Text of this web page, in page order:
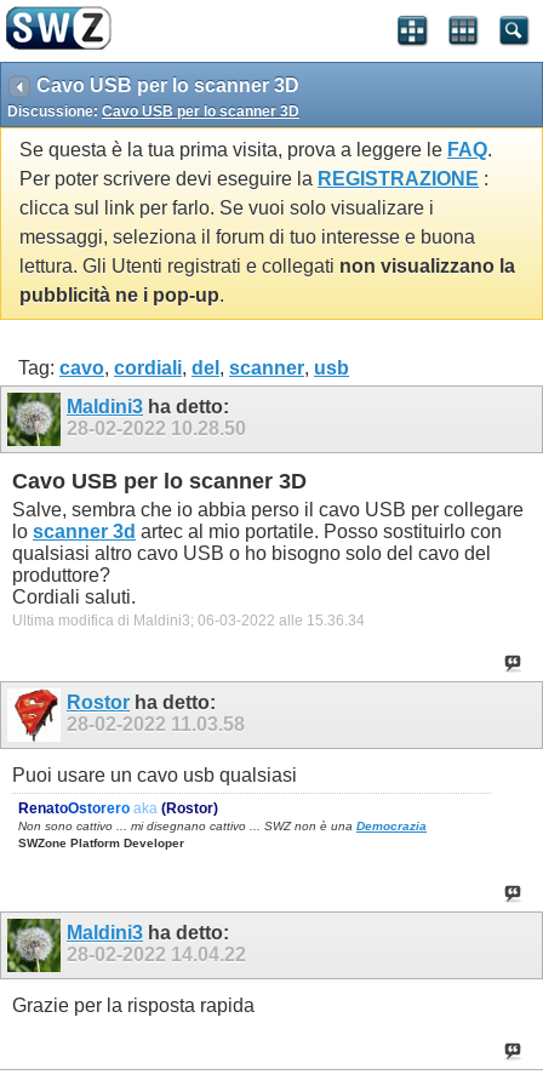
Cavo USB per lo scanner 3D
Discussione: Cavo USB per lo scanner 3D
Se questa è la tua prima visita, prova a leggere le FAQ.
Per poter scrivere devi eseguire la REGISTRAZIONE :
clicca sul link per farlo. Se vuoi solo visualizare i
messaggi, seleziona il forum di tuo interesse e buona
lettura. Gli Utenti registrati e collegati non visualizzano la
pubblicità ne i pop-up.
Tag: cavo, cordiali, del , scanner, usb
Maldini3 ha detto:
28-02-2022 10.28.50
Cavo USB per lo scanner 3D
Salve, sembra che io abbia perso il cavo USB per collegare
lo scanner 3d artec al mio portatile. Posso sostituirlo con
qualsiasi altro cavo USB o ho bisogno solo del cavo del
produttore?
Cordiali saluti.
Ultima modifica di Maldini3; 06-03-2022 alle 15.36.34
Rostor ha detto:
28-02-2022 11.03.58
Puoi usare un cavo usb qualsiasi
RenatoOstorero aka (Rostor)
Non sono cattivo ... mi disegnano cattivo ... SWZ non è una Democrazia
SWZone Platform Developer
Maldini3 ha detto:
28-02-2022 14.04.22
Grazie per la risposta rapida